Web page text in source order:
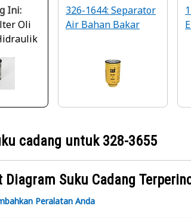
Ini:
Oli
326-1644: Separator
Air Bahan Bakar
cadang untuk328-3655
Diagram Suku Cadang
Peralatan Anda